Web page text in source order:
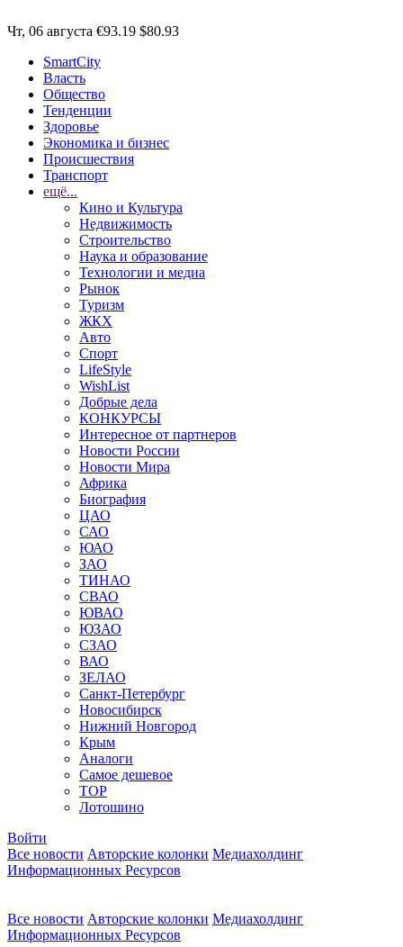
Чт, 06 августа €93.19 $80.93
SmartCity
Власть
Общество
Тенденции
Здоровье
Экономика и бизнес
Происшествия
Транспорт
ещё...
Кино и Культура
Недвижимость
Строительство
Наука и образование
Технологии и медиа
Рынок
Туризм
ЖКХ
Авто
Спорт
LifeStyle
WishList
Добрые дела
КОНКУРСЫ
Интересное от партнеров
Новости России
Новости Мира
Африка
Биография
ЦАО
САО
ЮАО
ЗАО
ТИНАО
СВАО
ЮВАО
ЮЗАО
СЗАО
ВАО
ЗЕЛАО
Санкт-Петербург
Новосибирск
Нижний Новгород
Крым
Аналоги
Самое дешевое
TOP
Лотошино
Войти
Все новости Авторские колонки Медиахолдинг
Информационных Ресурсов
Все новости Авторские колонки Медиахолдинг
Информационных Ресурсов